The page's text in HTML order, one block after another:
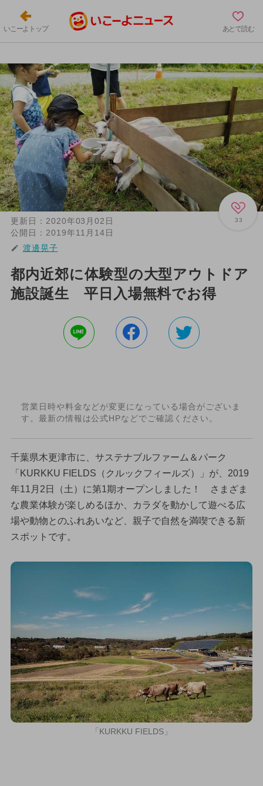
いこーよトップ あとで読む
33
更新日： 2020年03月02日
公開日： 2019年11月14日
渡邊晃子
都内近郊に体験型の大型アウトドア
施設誕生 平日入場無料でお得
営業日時や料金などが変更になっている場合がございま
す。最新の情報は公式HPなどでご確認ください。
千葉県木更津市に、サステナブルファーム＆パーク
「KURKKU FIELDS（クルックフィールズ）」が、2019
年11月2日（土）に第1期オープンしました！ さまざま
な農業体験が楽しめるほか、カラダを動かして遊べる広
場や動物とのふれあいなど、親子で自然を満喫できる新
スポットです。
「KURKKU FIELDS」